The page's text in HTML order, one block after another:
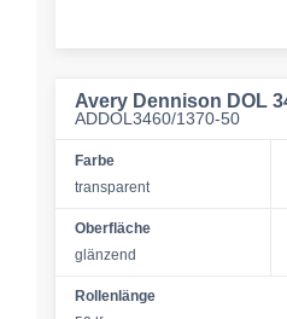
Avery Dennison DOL
ADDOL3460/1370-50
Farbe
transparent
Oberfläche
glänzend
Rollenlänge